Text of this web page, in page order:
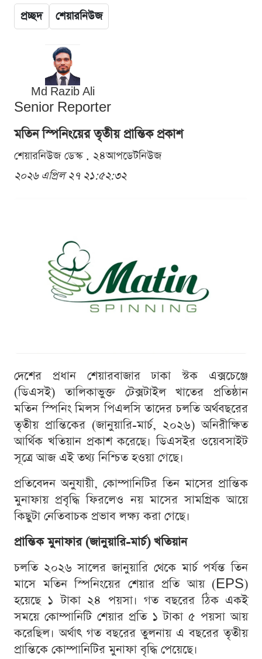
প্রচ্ছদ শেয়ারনিউজ
Md Razib Ali
Senior Reporter
মতিন স্পিনিংয়ের তৃতীয় প্রান্তিক প্রকাশ
শেয়ারনিউজ ডেস্ক . ২৪আপডেটনিউজ
২০২৬ এপ্রিল ২৭ ২১:৫২:৩২
দেশের প্রধান শেয়ারবাজার ঢাকা স্টক এক্সচেঞ্জে
(ডিএসই) তালিকাভুক্ত টেক্সটাইল খাতের প্রতিষ্ঠান
মতিন স্পিনিং মিলস পিএলসি তাদের চলতি অর্থবছরের
তৃতীয় প্রান্তিকের (জানুয়ারি-মার্চ, ২০২৬) অনিরীক্ষিত
আর্থিক খতিয়ান প্রকাশ করেছে। ডিএসইর ওয়েবসাইট
সূত্রে আজ এই তথ্য নিশ্চিত হওয়া গেছে।
প্রতিবেদন অনুযায়ী, কোম্পানিটির তিন মাসের প্রান্তিক
মুনাফায় প্রবৃদ্ধি ফিরলেও নয় মাসের সামগ্রিক আয়ে
কিছুটা নেতিবাচক প্রভাব লক্ষ্য করা গেছে।
প্রান্তিক মুনাফার (জানুয়ারি-মার্চ) খতিয়ান
চলতি ২০২৬ সালের জানুয়ারি থেকে মার্চ পর্যন্ত তিন
মাসে মতিন স্পিনিংয়ের শেয়ার প্রতি আয় (EPS)
হয়েছে ১ টাকা ২৪ পয়সা। গত বছরের ঠিক একই
সময়ে কোম্পানিটি শেয়ার প্রতি ১ টাকা ৫ পয়সা আয়
করেছিল। অর্থাৎ গত বছরের তুলনায় এ বছরের তৃতীয়
প্রান্তিকে কোম্পানিটির মুনাফা বৃদ্ধি পেয়েছে।